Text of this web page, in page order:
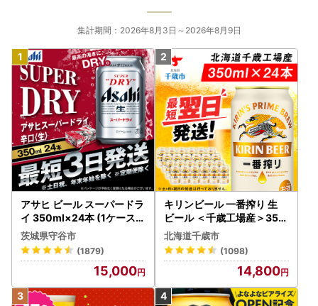
その他、返礼品が破損・傷みが生じていた等、問題が生じて
いた場合は破棄なさらずに保管していただき、早めに下記お
問い合わせ先までご連絡ください。
発送からお日にちを経過してのご連絡は対応いたしかねる場
合がございます。予めご了承ください。
【お問い合わせ】
西都市総合政策課 ふるさと納税専用
TEL：0570-031-104
FAX：0983-43-3654
mail：furusato@city.saito.lg.jp
対応時間：8:30～17:15
※土・日・祝祭日はお休みとなります。時間外のメール問い
合わせについては翌営業日の対応となります。
集計期間：2026年8月3日～2026年8月9日
アサヒ ビール スーパードラ
イ 350ml×24本 (1ケース)
究極の辛口 ＜茨城工場＞ 缶
ビール Asahi superDRY お
酒
茨城県守谷市
(1879)
15,000
キリンビール 一番搾り 生
ビール ＜千歳工場産＞350
ml（24本）
北海道千歳市
(1098)
14,800